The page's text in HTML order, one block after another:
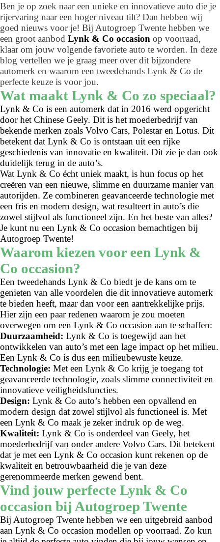
Ben je op zoek naar een unieke en innovatieve auto die je
rijervaring naar een hoger niveau tilt? Dan hebben wij
goed nieuws voor je! Bij Autogroep Twente hebben we
een groot aanbod Lynk & Co occasion op voorraad,
klaar om jouw volgende favoriete auto te worden. In deze
blog vertellen we je graag meer over dit bijzondere
automerk en waarom een tweedehands Lynk & Co de
perfecte keuze is voor jou.
Wat maakt Lynk & Co zo speciaal?
Lynk & Co is een automerk dat in 2016 werd opgericht
door het Chinese Geely. Dit is het moederbedrijf van
bekende merken zoals Volvo Cars, Polestar en Lotus. Dit
betekent dat Lynk & Co is ontstaan uit een rijke
geschiedenis van innovatie en kwaliteit. Dit zie je dan ook
duidelijk terug in de auto’s.
Wat Lynk & Co écht uniek maakt, is hun focus op het
creëren van een nieuwe, slimme en duurzame manier van
autorijden. Ze combineren geavanceerde technologie met
een fris en modern design, wat resulteert in auto’s die
zowel stijlvol als functioneel zijn. En het beste van alles?
Je kunt nu een Lynk & Co occasion bemachtigen bij
Autogroep Twente!
Waarom kiezen voor een Lynk &
Co occasion?
Een tweedehands Lynk & Co biedt je de kans om te
genieten van alle voordelen die dit innovatieve automerk
te bieden heeft, maar dan voor een aantrekkelijke prijs.
Hier zijn een paar redenen waarom je zou moeten
overwegen om een Lynk & Co occasion aan te schaffen:
Duurzaamheid: Lynk & Co is toegewijd aan het
ontwikkelen van auto’s met een lage impact op het milieu.
Een Lynk & Co is dus een milieubewuste keuze.
Technologie: Met een Lynk & Co krijg je toegang tot
geavanceerde technologie, zoals slimme connectiviteit en
innovatieve veiligheidsfuncties.
Design: Lynk & Co auto’s hebben een opvallend en
modern design dat zowel stijlvol als functioneel is. Met
een Lynk & Co maak je zeker indruk op de weg.
Kwaliteit: Lynk & Co is onderdeel van Geely, het
moederbedrijf van onder andere Volvo Cars. Dit betekent
dat je met een Lynk & Co occasion kunt rekenen op de
kwaliteit en betrouwbaarheid die je van deze
gerenommeerde merken gewend bent.
Vind jouw perfecte Lynk & Co
occasion bij Autogroep Twente
Bij Autogroep Twente hebben we een uitgebreid aanbod
aan Lynk & Co occasion modellen op voorraad. Zo kun